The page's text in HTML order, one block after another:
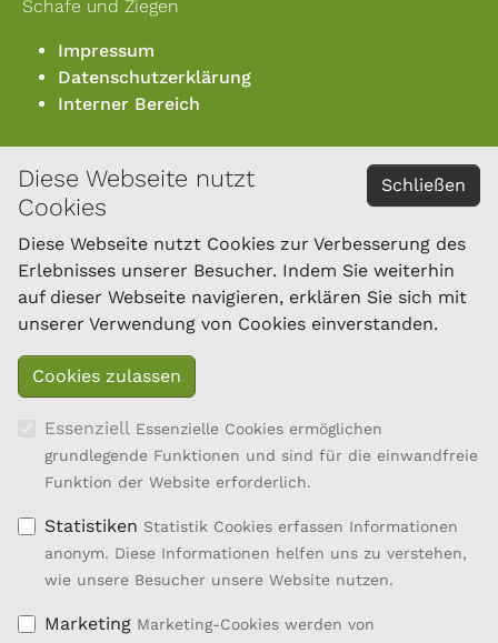
Schließen
Diese Webseite nutzt
Cookies
Diese Webseite nutzt Cookies zur Verbesserung des
Erlebnisses unserer Besucher. Indem Sie weiterhin
auf dieser Webseite navigieren, erklären Sie sich mit
unserer Verwendung von Cookies einverstanden.
Essenziell Essenzielle Cookies ermöglichen
grundlegende Funktionen und sind für die einwandfreie
Funktion der Website erforderlich.
Statistiken Statistik Cookies erfassen Informationen
anonym. Diese Informationen helfen uns zu verstehen,
wie unsere Besucher unsere Website nutzen.
Marketing Marketing-Cookies werden von
Schafe und Ziegen
Impressum
Datenschutzerklärung
Interner Bereich
KONTAKT
Österreichischer Bundesverband für Schafe und
Ziegen
Dresdner Straße 89/B1/18
1200 Wien
Tel.: 01/334 17 21-40